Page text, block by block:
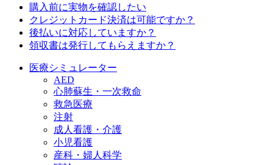
購入前に実物を確認したい
クレジットカード決済は可能ですか？
後払いに対応していますか？
領収書は発行してもらえますか？
医療シミュレーター
AED
心肺蘇生・一次救命
救急医療
注射
成人看護・介護
小児看護
産科・婦人科学